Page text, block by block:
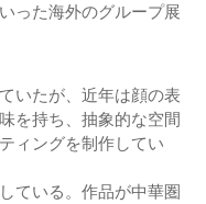
った海外のグループ展
いたが、近年は顔の表
を持ち、抽象的な空間
ィングを制作してい
ている。作品が中華圏